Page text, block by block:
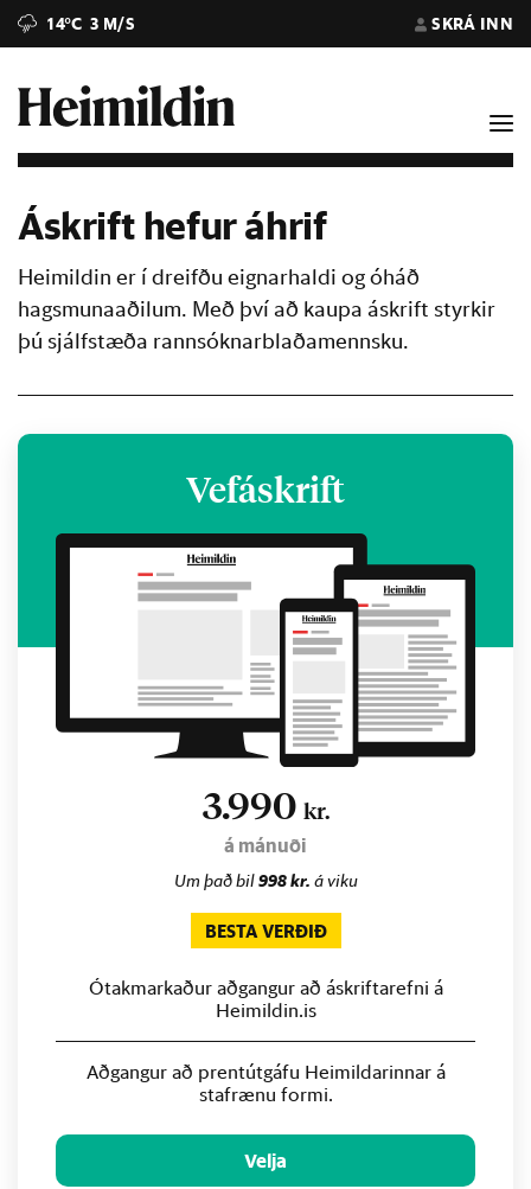
14°C 3 M/S SKRÁ INN
Áskrift hefur áhrif
Heimildin er í dreifðu eignarhaldi og óháð
hagsmunaaðilum. Með því að kaupa áskrift styrkir
þú sjálfstæða rannsóknarblaðamennsku.
Vefáskrift
3.990 kr.
á mánuði
Um það bil998 kr. á viku
BESTA VERÐIÐ
Ótakmarkaður aðgangur að áskriftarefni á
Heimildin.is
Aðgangur að prentútgáfu Heimildarinnar á
stafrænu formi.
Velja